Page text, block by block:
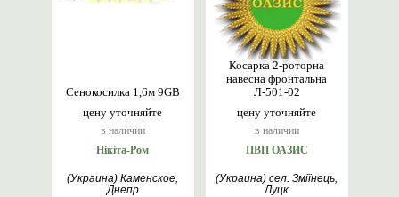
цену уточняйте
в наличии
Сенокосилка 1,6м 9GB
Нікіта-Ром
(Украина) Каменское,
Днепр
цену уточняйте
в наличии
Косарка 2-роторна
навесна фронтальна
Л-501-02
ПВП ОАЗИС
(Украина) сел. Зміїнець,
Луцк